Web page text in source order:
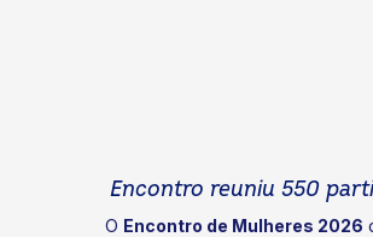
Encontro reuniu 550
O Encontro de Mulheres 2026